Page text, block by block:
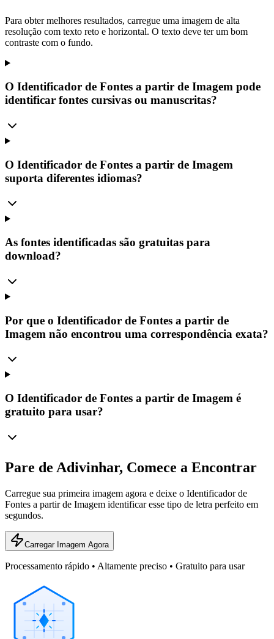
Para obter melhores resultados, carregue uma imagem de alta
resolução com texto reto e horizontal. O texto deve ter um bom
contraste com o fundo.
O Identificador de Fontes a partir de Imagem pode
identificar fontes cursivas ou manuscritas?
O Identificador de Fontes a partir de Imagem
suporta diferentes idiomas?
As fontes identificadas são gratuitas para
download?
Por que o Identificador de Fontes a partir de
Imagem não encontrou uma correspondência exata?
O Identificador de Fontes a partir de Imagem é
gratuito para usar?
Pare de Adivinhar, Comece a Encontrar
Carregue sua primeira imagem agora e deixe o Identificador de
Fontes a partir de Imagem identificar esse tipo de letra perfeito em
segundos.
Carregar Imagem Agora
Processamento rápido • Altamente preciso • Gratuito para usar